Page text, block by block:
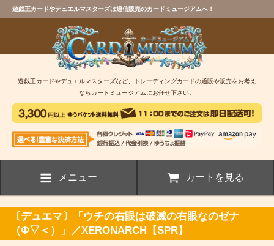
遊戯王カードやデュエルマスターズは通信販売のカードミュージアムへ！
遊戯王カードやデュエルマスターズなど、トレーディングカードの通販や販売をお考え
ならカードミュージアムにお任せ下さい。
メニュー カートを見る
〔デュエマ〕「ウチの右眼は破滅の右眼なのゼナ
（Φ▽＜）」／XERONARCH【SPR】